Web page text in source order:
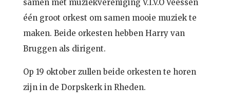
samen met muziekvereniging V.I.V.O Veessen
één groot orkest om samen mooie muziek te
maken. Beide orkesten hebben Harry van
Bruggen als dirigent.
Op 19 oktober zullen beide orkesten te horen
zijn in de Dorpskerk in Rheden.